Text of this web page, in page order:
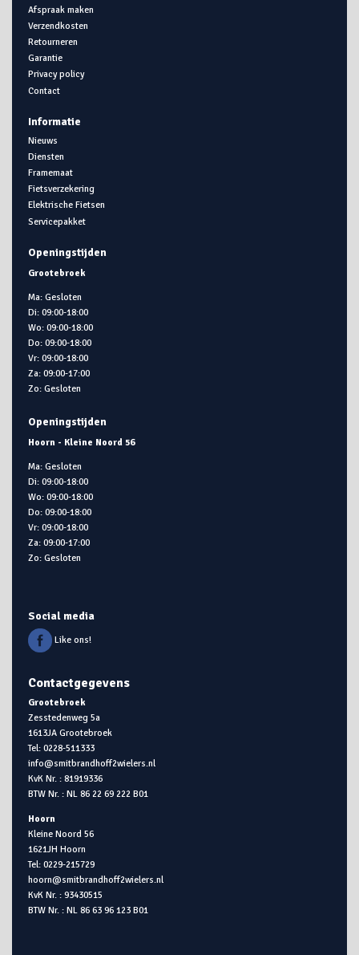
Afspraak maken
Verzendkosten
Retourneren
Garantie
Privacy policy
Contact
Informatie
Nieuws
Diensten
Framemaat
Fietsverzekering
Elektrische Fietsen
Servicepakket
Openingstijden
Grootebroek
Ma: Gesloten
Di: 09:00-18:00
Wo: 09:00-18:00
Do: 09:00-18:00
Vr: 09:00-18:00
Za: 09:00-17:00
Zo: Gesloten
Openingstijden
Hoorn - Kleine Noord 56
Ma: Gesloten
Di: 09:00-18:00
Wo: 09:00-18:00
Do: 09:00-18:00
Vr: 09:00-18:00
Za: 09:00-17:00
Zo: Gesloten
Social media
Like ons!
Contactgegevens
Grootebroek
Zesstedenweg 5a
1613JA Grootebroek
Tel: 0228-511333
info@smitbrandhoff2wielers.nl
KvK Nr. : 81919336
BTW Nr. : NL 86 22 69 222 B01
Hoorn
Kleine Noord 56
1621JH Hoorn
Tel: 0229-215729
hoorn@smitbrandhoff2wielers.nl
KvK Nr. : 93430515
BTW Nr. : NL 86 63 96 123 B01